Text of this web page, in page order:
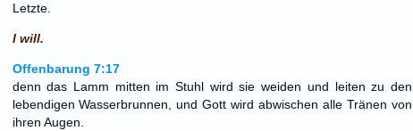
Letzte.
I will.
Offenbarung 7:17
denn das Lamm mitten im Stuhl wird sie weiden und leiten zu den
lebendigen Wasserbrunnen, und Gott wird abwischen alle Tränen von
ihren Augen.